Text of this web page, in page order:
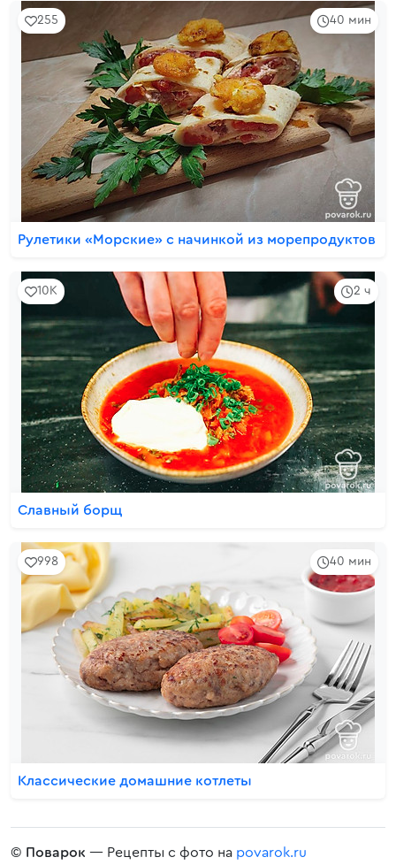
40 мин
255
Рулетики «Морские» с начинкой из морепродуктов
2 ч
10K
Славный борщ
40 мин
998
Классические домашние котлеты
© Поварок — Рецепты с фото на povarok.ru